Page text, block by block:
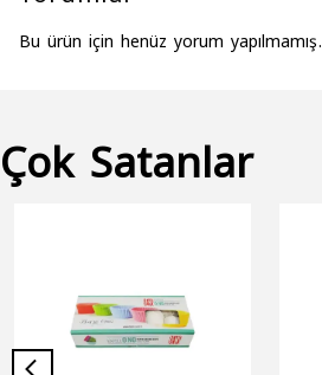
Bu ürün için henüz yorum yapılmamış.
Çok Satanlar